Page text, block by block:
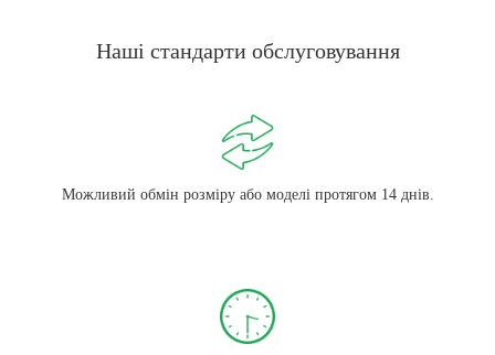
Наші стандарти обслуговування
Можливий обмін розміру або моделі протягом 14 днів.